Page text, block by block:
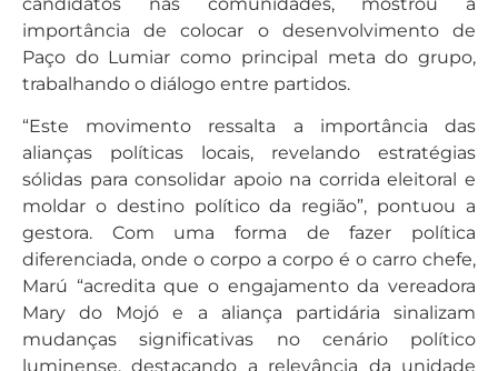
importância de colocar o desenvolvimento de
Paço do Lumiar como principal meta do grupo,
trabalhando o diálogo entre partidos.
“Este movimento ressalta a importância das
alianças políticas locais, revelando estratégias
sólidas para consolidar apoio na corrida eleitoral e
moldar o destino político da região”, pontuou a
gestora. Com uma forma de fazer política
diferenciada, onde o corpo a corpo é o carro chefe,
Marú “acredita que o engajamento da vereadora
Mary do Mojó e a aliança partidária sinalizam
mudanças significativas no cenário político
luminense, destacando a relevância da unidade